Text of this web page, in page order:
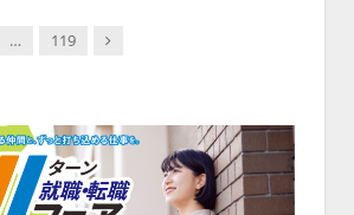
… 119 Next